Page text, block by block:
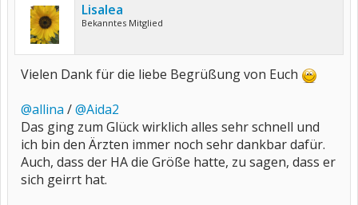
Lisalea
Bekanntes Mitglied
Vielen Dank für die liebe Begrüßung von Euch
@allina /@Aida2
Das ging zum Glück wirklich alles sehr schnell und
ich bin den Ärzten immer noch sehr dankbar dafür.
Auch, dass der HA die Größe hatte, zu sagen, dass er
sich geirrt hat.